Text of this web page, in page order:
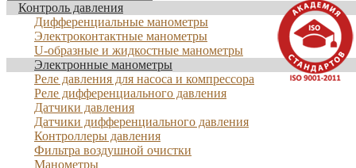
Контроль давления
Дифференциальные манометры
Электроконтактные манометры
U-образные и жидкостные манометры
Электронные манометры
Реле давления для насоса и компрессора
Реле дифференциального давления
Датчики давления
Датчики дифференциального давления
Контроллеры давления
Фильтра воздушной очистки
Манометры